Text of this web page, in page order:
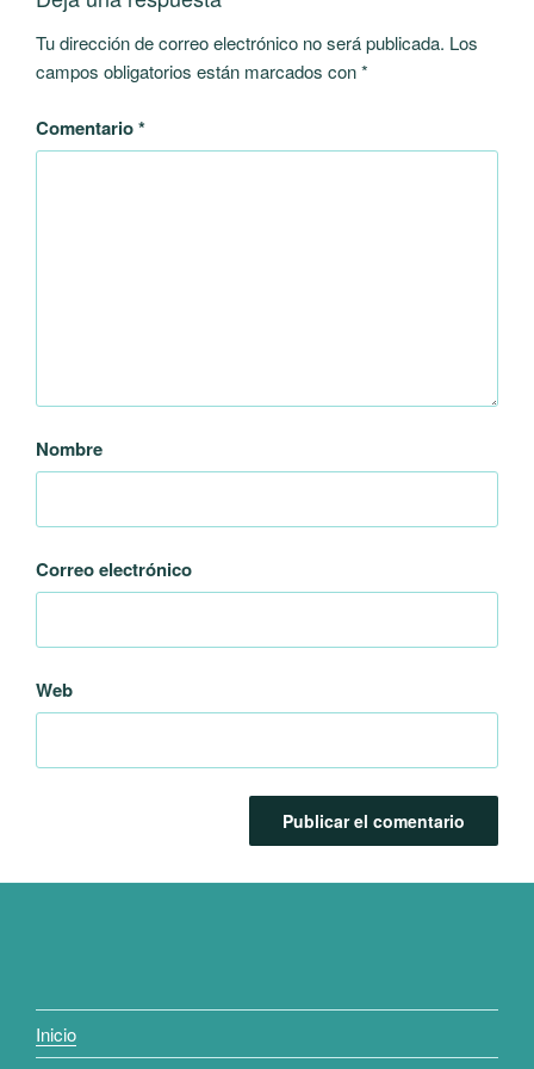
Tu dirección de correo electrónico no será publicada. Los
campos obligatorios están marcados con*
Comentario*
Nombre
Correo electrónico
Web
Inicio